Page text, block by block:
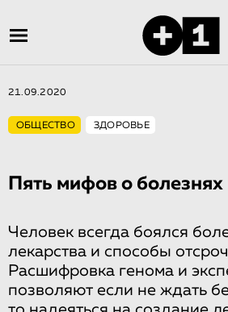
21.09.2020
ОБЩЕСТВО ЗДОРОВЬЕ
Пять мифов о болезнях
Человек всегда боялся
лекарства и способы
Расшифровка генома и
позволяют если не ждать